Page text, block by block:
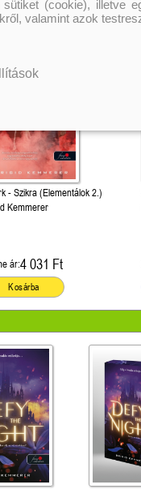
- Szikra (Elementálok 2.)
Kemmerer
ár:4 031 Ft
Kosárba
sütiket (cookie), illetve
valamint azok